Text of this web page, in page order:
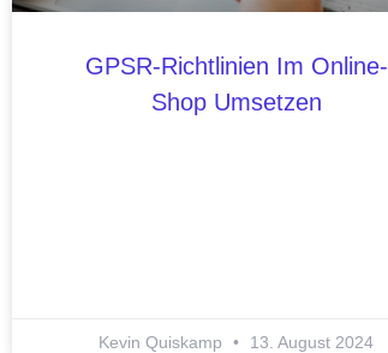
GPSR-Richtlinien Im Online-
Shop Umsetzen
Kevin Quiskamp 13. August 2024